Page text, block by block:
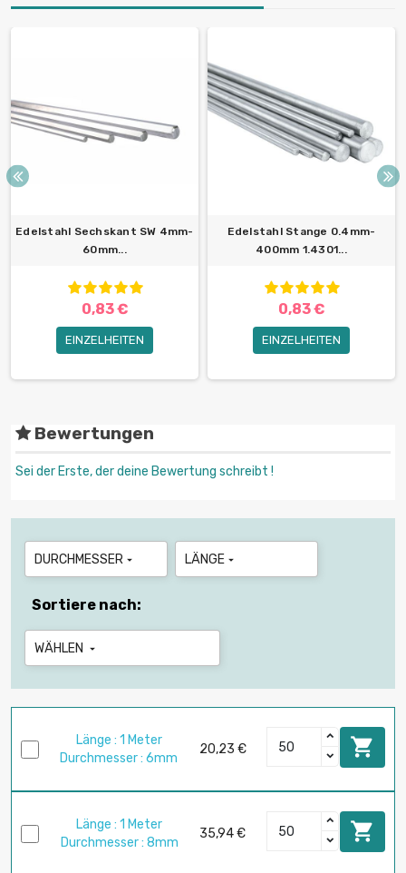
Edelstahl Sechskant SW 4mm-
60mm...
0,83 €
EINZELHEITEN
Edelstahl Stange 0.4mm-
400mm 1.4301...
0,83 €
EINZELHEITEN
Bewertungen
Sei der Erste, der deine Bewertung schreibt !
DURCHMESSER  LÄNGE 
Sortiere nach:
WÄHLEN 
Länge : 1 Meter
Durchmesser : 6mm
20,23 € 
Länge : 1 Meter
Durchmesser : 8mm
35,94 € 